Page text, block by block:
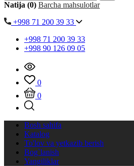
Natija (0) Barcha mahsulotlar
+998 71 200 39 33
+998 71 200 39 33
+998 90 126 09 05
0
0
Bosh sahifa
Katalog
To'lov va yetkazib berish
Bog`lanish
Yangiliklar